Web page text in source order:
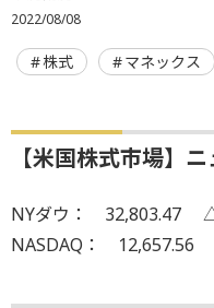
2022/08/08
株式 マネックス
【米国株式市場】
NYダウ： 32,803.47
NASDAQ： 12,657.56